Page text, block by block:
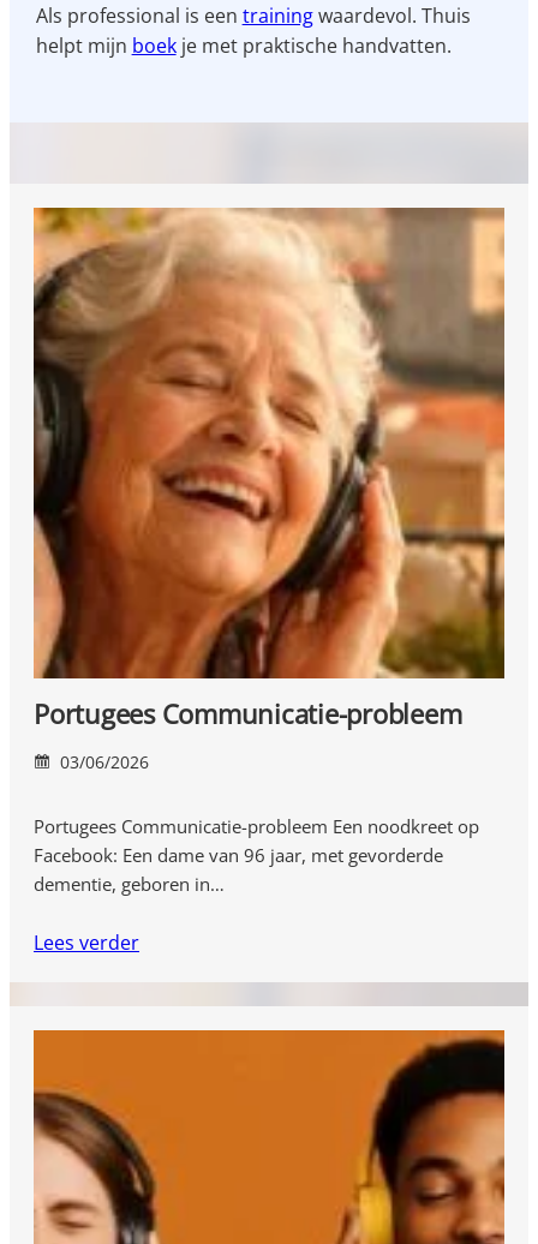
Als professional is een trainingwaardevol. Thuis
helpt mijn boekje met praktische handvatten.
Portugees Communicatie-probleem
03/06/2026
Portugees Communicatie-probleem Een noodkreet op
Facebook: Een dame van 96 jaar, met gevorderde
dementie, geboren in…
Lees verder